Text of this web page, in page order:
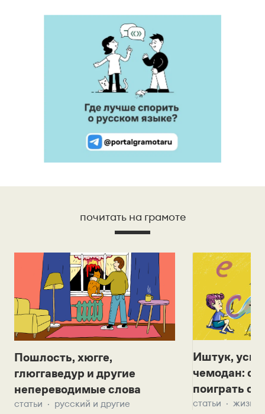
почитать на грамоте
Пошлость, хюгге,
глюггаведур и другие
непереводимые слова
статьи русский и другие
Иштук,
чемодан:
поиграть с
статьи жизнь